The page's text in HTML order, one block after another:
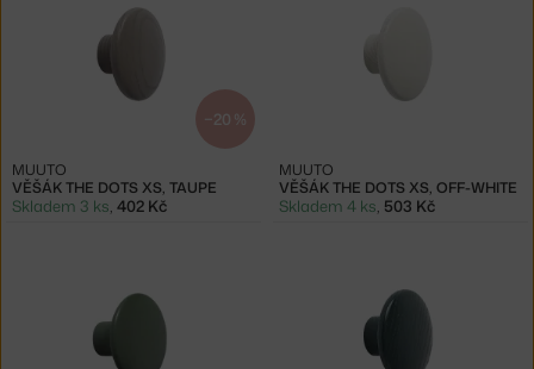
−20 %
VĚŠÁK THE DOTS XS, TAUPE
MUUTO
Skladem 3 ks, 402 Kč
VĚŠÁK THE DOTS XS, OFF-WHITE
MUUTO
Skladem 4 ks, 503 Kč